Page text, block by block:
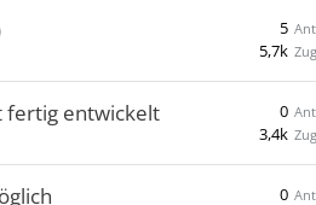
5
5,7k
fertig entwickelt 0
3,4k
0